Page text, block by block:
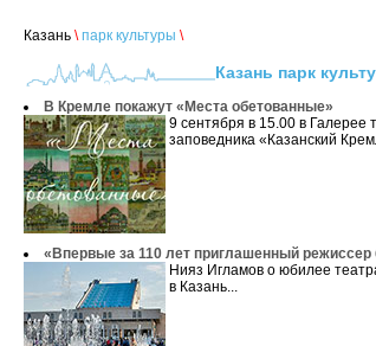
Казань \ парк культуры \
Казань парк
В Кремле покажут «Места обетованные»
9 сентября в 15.00 в Галерее
заповедника «Казанский
«Впервые за 110 лет приглашенный режиссер
Нияз Игламов о юбилее
в Казань...